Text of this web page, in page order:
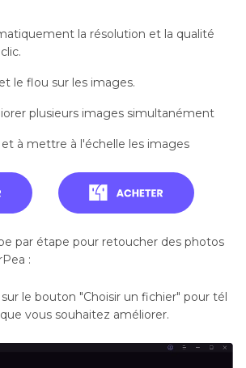
la résolution et la qualité
le flou sur les images.
plusieurs images simultanément
et à mettre à l'échelle les images
par étape pour retoucher des photos
:
le bouton "Choisir un fichier" pour tél
vous souhaitez améliorer.